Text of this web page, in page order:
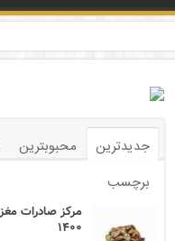
جدیدترین محبوبترین
برچسب
مرکز صادرات
۱۴۰۰